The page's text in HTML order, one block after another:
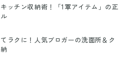
ッチン収納術！「1軍アイテム」の正
ラクに！人気ブロガーの洗面所＆ク